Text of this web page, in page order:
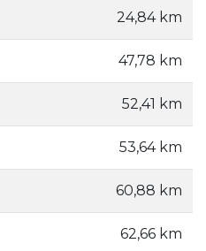
24,84 km
47,78 km
52,41 km
53,64 km
60,88 km
62,66 km